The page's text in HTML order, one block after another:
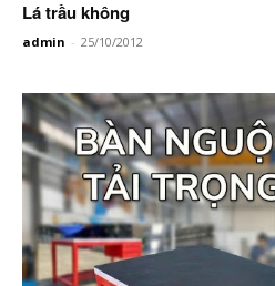
Lá trầu không
admin - 25/10/2012